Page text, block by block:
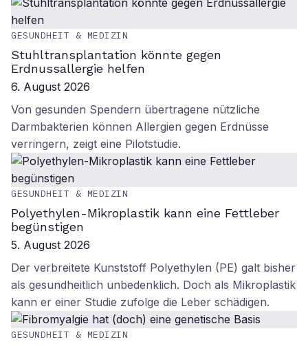
GESUNDHEIT & MEDIZIN
Stuhltransplantation könnte gegen
Erdnussallergie helfen
6. August 2026
Von gesunden Spendern übertragene nützliche
Darmbakterien können Allergien gegen Erdnüsse
verringern, zeigt eine Pilotstudie.
GESUNDHEIT & MEDIZIN
Polyethylen-Mikroplastik kann eine Fettleber
begünstigen
5. August 2026
Der verbreitete Kunststoff Polyethylen (PE) galt bisher
als gesundheitlich unbedenklich. Doch als Mikroplastik
kann er einer Studie zufolge die Leber schädigen.
GESUNDHEIT & MEDIZIN